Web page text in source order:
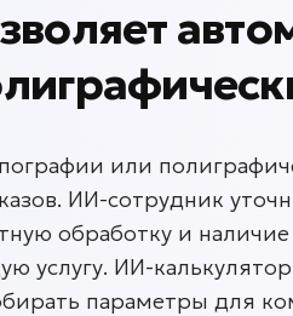
или
ИИ-сотрудник
обработку и
услугу. ИИ-
параметры для